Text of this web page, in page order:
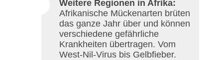
Weitere Regionen in Afrika:
Afrikanische Mückenarten brüten
das ganze Jahr über und können
verschiedene gefährliche
Krankheiten übertragen. Vom
West-Nil-Virus bis Gelbfieber.